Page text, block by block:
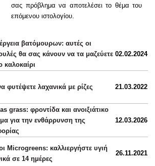
σας πρόβλημα να αποτελέσει το θέμα του
επόμενου ιστολογίου.
βατόμουρων: αυτές οι
θα σας κάνουν να τα μαζεύετε
καλοκαίρι
02.02.2024
φυτέψετε λαχανικά με ρίζες 21.03.2022
grass: φροντίδα και ανοιξιάτικο
για την ενθάρρυνση της
12.03.2026
Microgreens: καλλιεργήστε υγιή
σε 14 ημέρες
26.11.2021